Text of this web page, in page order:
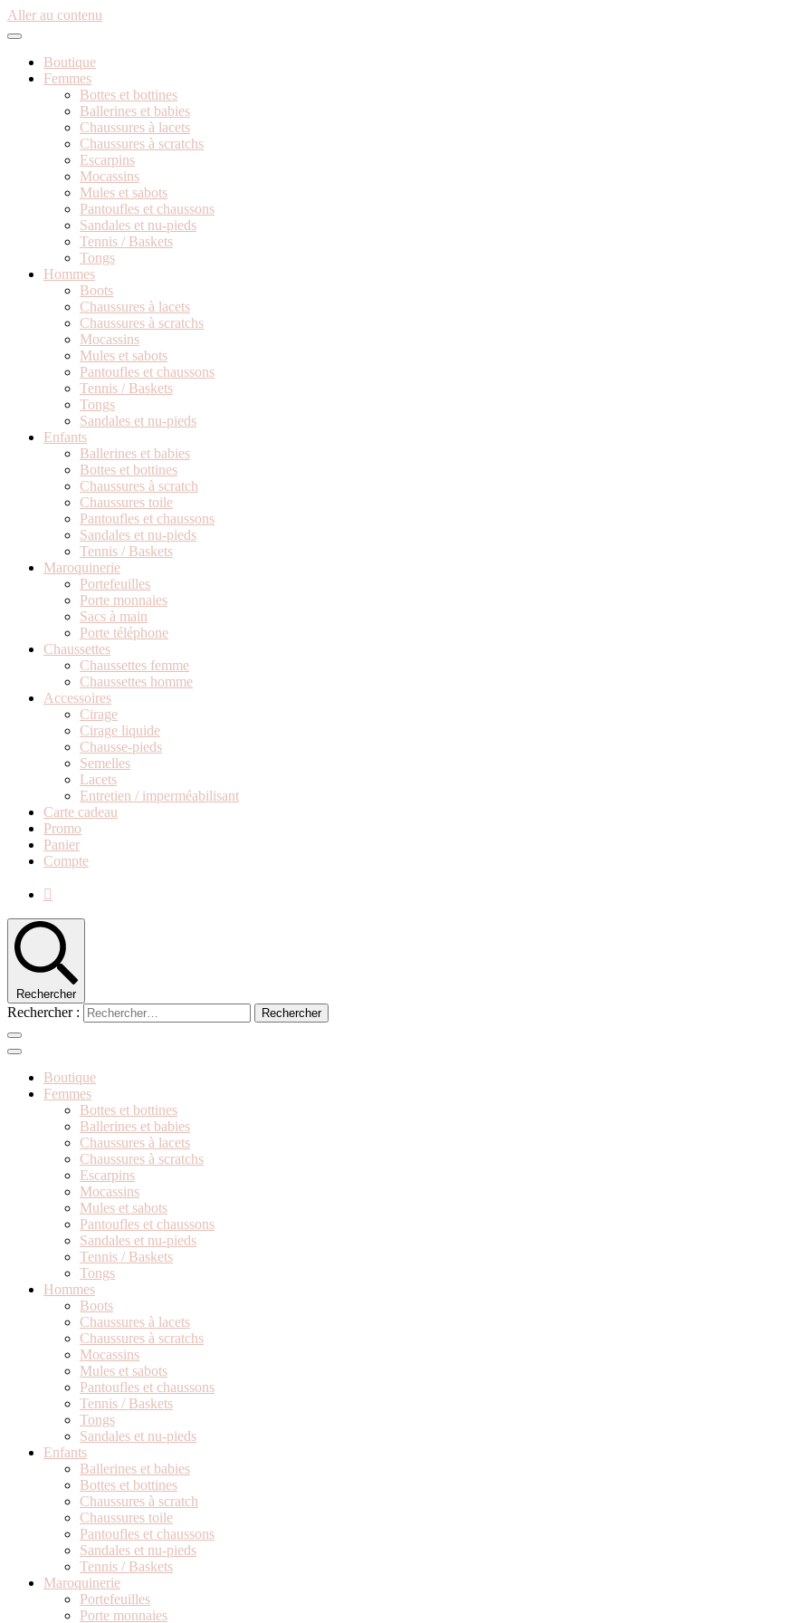
Aller au contenu
Boutique
Femmes
Bottes et bottines
Ballerines et babies
Chaussures à lacets
Chaussures à scratchs
Escarpins
Mocassins
Mules et sabots
Pantoufles et chaussons
Sandales et nu-pieds
Tennis / Baskets
Tongs
Hommes
Boots
Chaussures à lacets
Chaussures à scratchs
Mocassins
Mules et sabots
Pantoufles et chaussons
Tennis / Baskets
Tongs
Sandales et nu-pieds
Enfants
Ballerines et babies
Bottes et bottines
Chaussures à scratch
Chaussures toile
Pantoufles et chaussons
Sandales et nu-pieds
Tennis / Baskets
Maroquinerie
Portefeuilles
Porte monnaies
Sacs à main
Porte téléphone
Chaussettes
Chaussettes femme
Chaussettes homme
Accessoires
Cirage
Cirage liquide
Chausse-pieds
Semelles
Lacets
Entretien / imperméabilisant
Carte cadeau
Promo
Panier
Compte
Rechercher
Rechercher :
Boutique
Femmes
Bottes et bottines
Ballerines et babies
Chaussures à lacets
Chaussures à scratchs
Escarpins
Mocassins
Mules et sabots
Pantoufles et chaussons
Sandales et nu-pieds
Tennis / Baskets
Tongs
Hommes
Boots
Chaussures à lacets
Chaussures à scratchs
Mocassins
Mules et sabots
Pantoufles et chaussons
Tennis / Baskets
Tongs
Sandales et nu-pieds
Enfants
Ballerines et babies
Bottes et bottines
Chaussures à scratch
Chaussures toile
Pantoufles et chaussons
Sandales et nu-pieds
Tennis / Baskets
Maroquinerie
Portefeuilles
Porte monnaies